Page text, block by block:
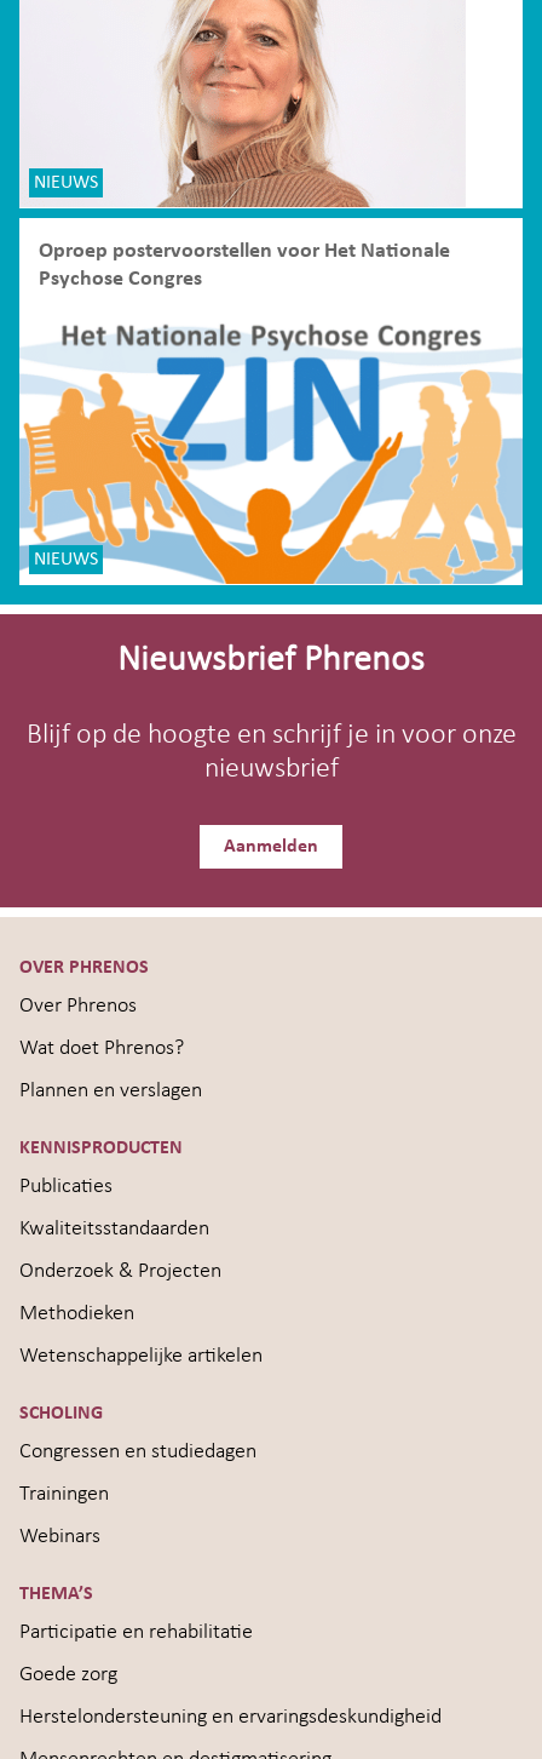
NIEUWS
Oproep postervoorstellen voor Het Nationale
Psychose Congres
NIEUWS
Site-
Nieuwsbrief Phrenos
Blijf op de hoogte en schrijf je in voor onze
nieuwsbrief
Aanmelden
OVER PHRENOS
Over Phrenos
Wat doet Phrenos?
Plannen en verslagen
KENNISPRODUCTEN
Publicaties
Kwaliteitsstandaarden
Onderzoek & Projecten
Methodieken
Wetenschappelijke artikelen
SCHOLING
Congressen en studiedagen
Trainingen
Webinars
THEMA’S
Participatie en rehabilitatie
Goede zorg
Herstelondersteuning en ervaringsdeskundigheid